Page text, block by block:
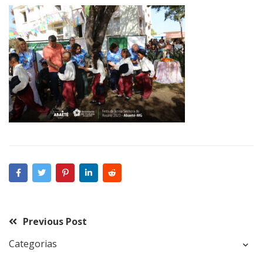
Previous Post
Categorias